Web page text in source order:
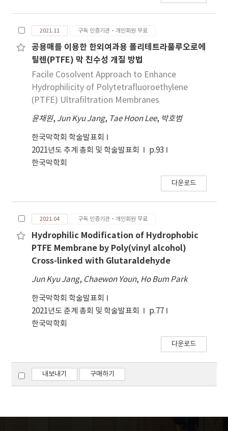
2021.11 구독 인증기관·개인회원 무료
공용매를 이용한 한외여과용 폴리테트라풀루오로에
틸렌(PTFE) 막 친수성 개질 방법
Facile Cosolvent Approach to Enhance
Hydrophilicity of Polytetrafluoroethylene
(PTFE) Ultrafiltration Membranes
윤채원, Jun Kyu Jang, Tae Hoon Lee, 박호범
한국막학회 학술발표회
2021년도 추계 총회 및 학술발표회
p.93
한국막학회
다운로드
2021.04 구독 인증기관·개인회원 무료
Hydrophilic Modification of Hydrophobic
PTFE Membrane by Poly(vinyl alcohol)
Cross-linked with Glutaraldehyde
Jun Kyu Jang, Chaewon Youn, Ho Bum Park
한국막학회 학술발표회
2021년도 춘계 총회 및 학술발표회
p.77
한국막학회
다운로드
내보내기 구매하기